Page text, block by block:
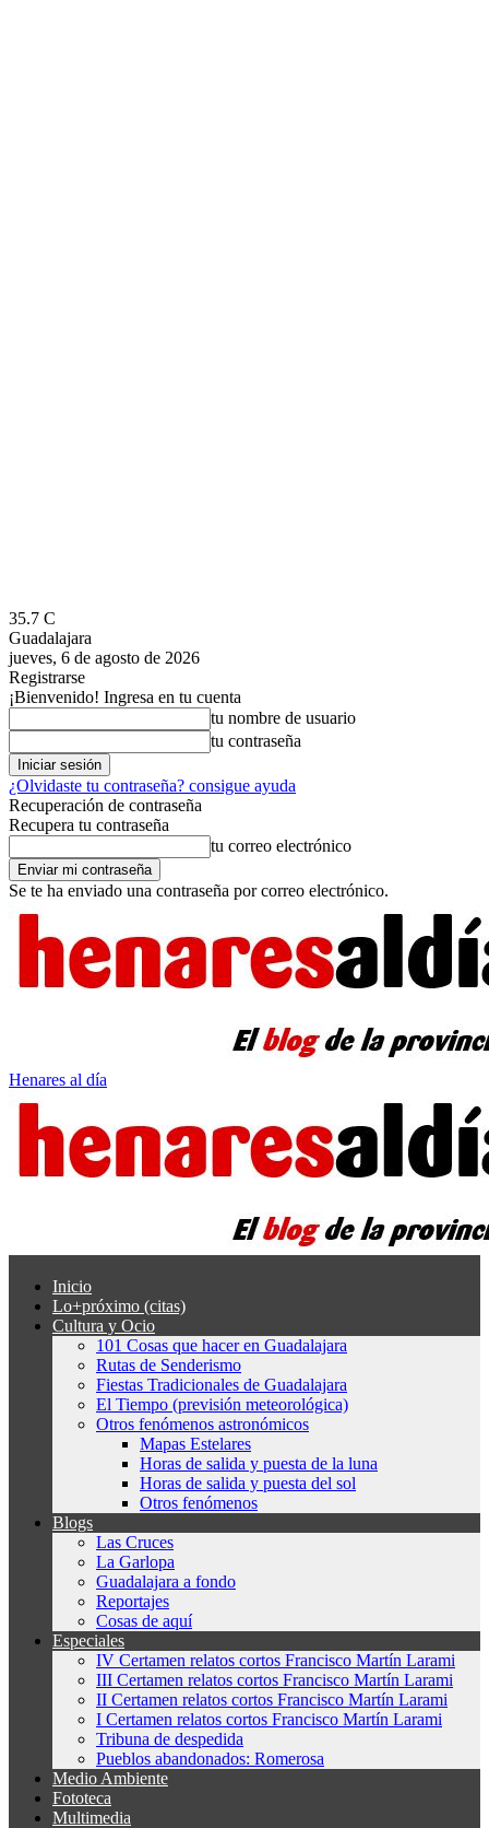
35.7 C
Guadalajara
jueves, 6 de agosto de 2026
Registrarse
¡Bienvenido! Ingresa en tu cuenta
tu nombre de usuario
tu contraseña
¿Olvidaste tu contraseña? consigue ayuda
Recuperación de contraseña
Recupera tu contraseña
tu correo electrónico
Se te ha enviado una contraseña por correo electrónico.
Henares al día
Inicio
Lo+próximo (citas)
Cultura y Ocio
101 Cosas que hacer en Guadalajara
Rutas de Senderismo
Fiestas Tradicionales de Guadalajara
El Tiempo (previsión meteorológica)
Otros fenómenos astronómicos
Mapas Estelares
Horas de salida y puesta de la luna
Horas de salida y puesta del sol
Otros fenómenos
Blogs
Las Cruces
La Garlopa
Guadalajara a fondo
Reportajes
Cosas de aquí
Especiales
IV Certamen relatos cortos Francisco Martín Larami
III Certamen relatos cortos Francisco Martín Larami
II Certamen relatos cortos Francisco Martín Larami
I Certamen relatos cortos Francisco Martín Larami
Tribuna de despedida
Pueblos abandonados: Romerosa
Medio Ambiente
Fototeca
Multimedia